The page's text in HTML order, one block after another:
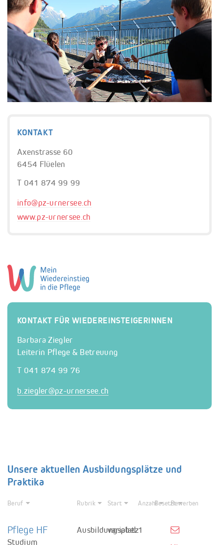
KONTAKT
Axenstrasse 60
6454 Flüelen
T 041 874 99 99
info@pz-urnersee.ch
www.pz-urnersee.ch
KONTAKT FÜR WIEDEREINSTEIGERINNEN
Barbara Ziegler
Leiterin Pflege & Betreuung
T 041 874 99 76
b.ziegler@pz-urnersee.ch
Unsere aktuellen Ausbildungsplätze und
Praktika
Beruf Rubrik Start AnzahlBesetztBewerben
Pflege HF
Studium
Ausbildungsplatz
variabel 1